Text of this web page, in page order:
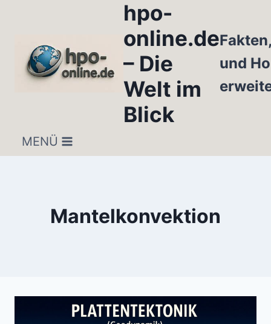
hpo-
online.de
– Die
Welt im
Blick
und
MENÜ
Mantelkonvektion